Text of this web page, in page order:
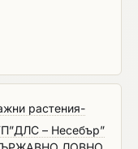
растения-
– Несебър”